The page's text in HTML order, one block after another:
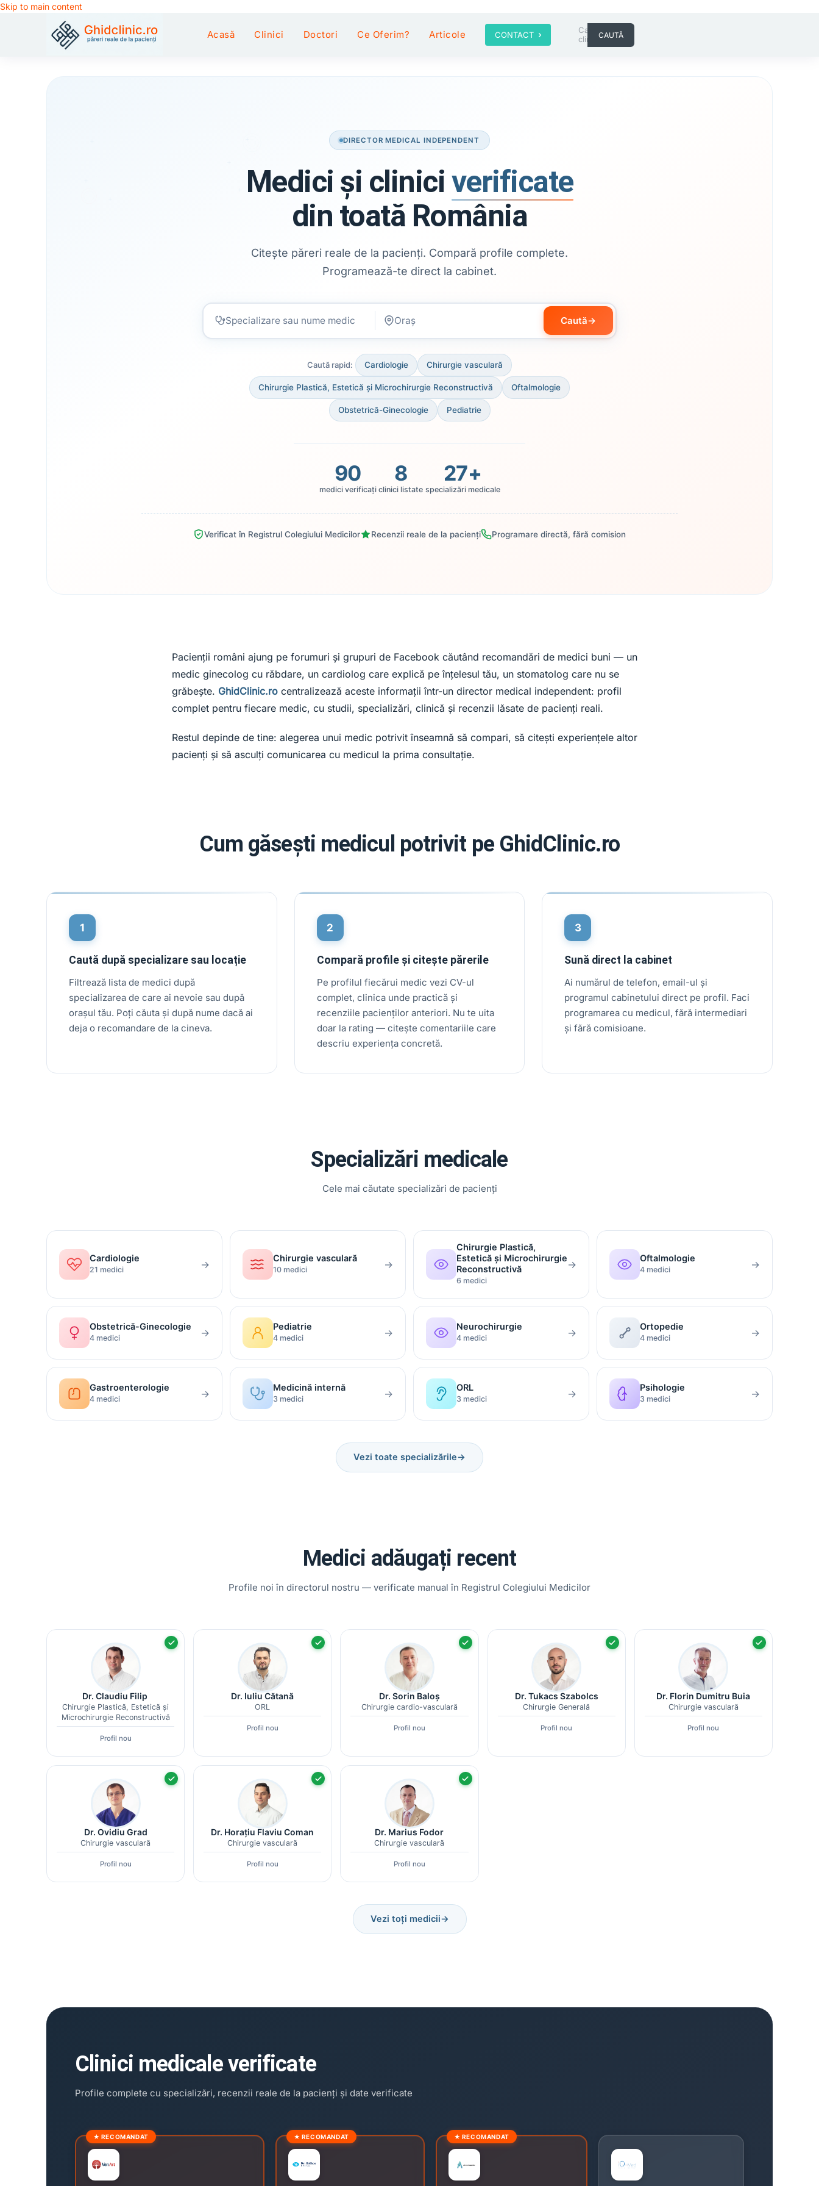
Skip to main content
Acasă Clinici Doctori Ce Oferim? Articole CONTACT
Cauta
clinica/doctor
CAUTĂ
DIRECTOR MEDICAL INDEPENDENT
Medici și clinici verificate
din toată România
Citește păreri reale de la pacienți. Compară profile complete.
Programează-te direct la cabinet.
Specializare sau nume medic Oraș Caută→
Caută rapid: Cardiologie Chirurgie vasculară
Chirurgie Plastică, Estetică și Microchirurgie Reconstructivă Oftalmologie
Obstetrică-Ginecologie Pediatrie
90
medici verificați
8
clinici listate
27+
specializări medicale
Verificat în Registrul Colegiului Medicilor Recenzii reale de la pacienți Programare directă, fără comision
Pacienții români ajung pe forumuri și grupuri de Facebook căutând recomandări de medici buni — un
medic ginecolog cu răbdare, un cardiolog care explică pe înțelesul tău, un stomatolog care nu se
grăbește. GhidClinic.ro centralizează aceste informații într-un director medical independent: profil
complet pentru fiecare medic, cu studii, specializări, clinică și recenzii lăsate de pacienți reali.
Restul depinde de tine: alegerea unui medic potrivit înseamnă să compari, să citești experiențele altor
pacienți și să asculți comunicarea cu medicul la prima consultație.
Cum găsești medicul potrivit pe GhidClinic.ro
1
Caută după specializare sau locație
Filtrează lista de medici după
specializarea de care ai nevoie sau după
orașul tău. Poți căuta și după nume dacă ai
deja o recomandare de la cineva.
2
Compară profile și citește părerile
Pe profilul fiecărui medic vezi CV-ul
complet, clinica unde practică și
recenziile pacienților anteriori. Nu te uita
doar la rating — citește comentariile care
descriu experiența concretă.
3
Sună direct la cabinet
Ai numărul de telefon, email-ul și
programul cabinetului direct pe profil. Faci
programarea cu medicul, fără intermediari
și fără comisioane.
Specializări medicale
Cele mai căutate specializări de pacienți
Cardiologie
21 medici → Chirurgie vasculară
10 medici →
Chirurgie Plastică,
Estetică și Microchirurgie
Reconstructivă
6 medici
→ Oftalmologie
4 medici →
Obstetrică-Ginecologie
4 medici → Pediatrie
4 medici → Neurochirurgie
4 medici → Ortopedie
4 medici →
Gastroenterologie
4 medici → Medicină internă
3 medici → ORL
3 medici → Psihologie
3 medici →
Vezi toate specializările→
Medici adăugați recent
Profile noi în directorul nostru — verificate manual în Registrul Colegiului Medicilor
Dr. Claudiu Filip
Chirurgie Plastică, Estetică și
Microchirurgie Reconstructivă
Profil nou
Dr. Iuliu Cătană
ORL
Profil nou
Dr. Sorin Baloș
Chirurgie cardio-vasculară
Profil nou
Dr. Tukacs Szabolcs
Chirurgie Generală
Profil nou
Dr. Florin Dumitru Buia
Chirurgie vasculară
Profil nou
Dr. Ovidiu Grad
Chirurgie vasculară
Profil nou
Dr. Horațiu Flaviu Coman
Chirurgie vasculară
Profil nou
Dr. Marius Fodor
Chirurgie vasculară
Profil nou
Vezi toți medicii→
Clinici medicale verificate
Profile complete cu specializări, recenzii reale de la pacienți și date verificate
★ RECOMANDAT ★ RECOMANDAT ★ RECOMANDAT